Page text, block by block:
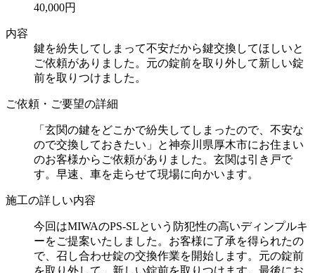
40,000円
内容
鍵を紛失してしまって不安だから鍵交換してほしいと
ご依頼がありました。元の錠前を取り外して新しい錠
前を取りつけました。
ご依頼・ご要望の詳細
「玄関の鍵をどこかで紛失してしまったので、不安な
ので交換しておきたい」と神奈川県厚木市にお住まい
のお客様からご依頼がありました。玄関は引き戸で
す。早速、車を走らせて現場に向かいます。
施工の詳しい内容
今回はMIWAのPS-SLという防犯性の高いディンプルキ
ーをご提案いたしました。お客様に了承を得られたの
で、召し合わせ錠の交換作業を開始します。元の錠前
を取り外して、新しい錠前を取りつけます。最後にお